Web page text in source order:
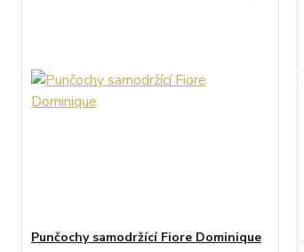
Punčochy samodržící Fiore Dominique